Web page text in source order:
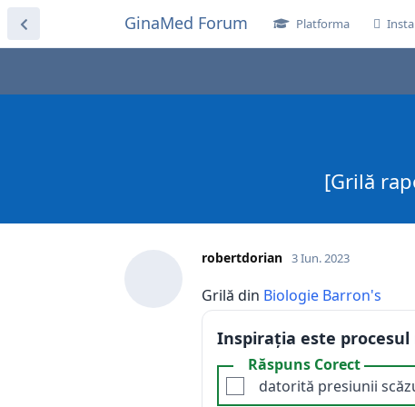
GinaMed Forum Platforma Insta
[Grilă
robertdorian 3 Iun. 2023